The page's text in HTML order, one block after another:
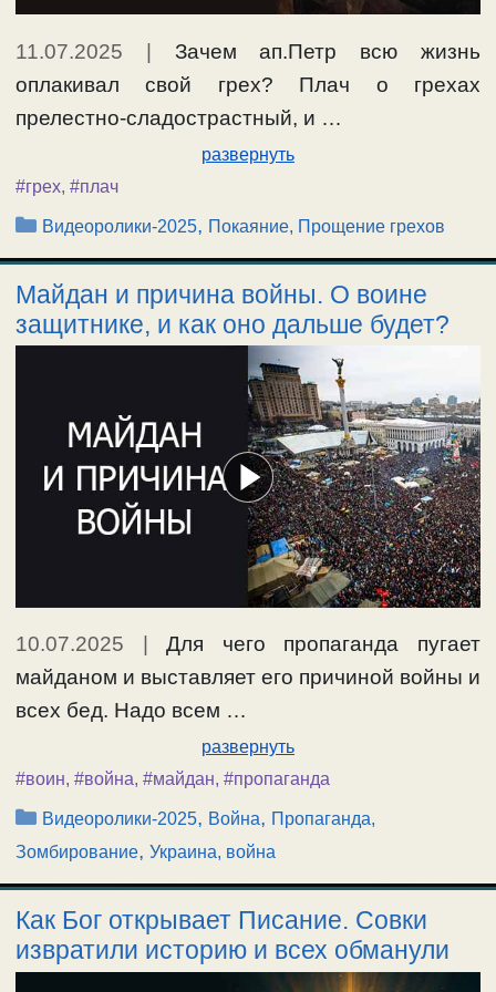
11.07.2025 | Зачем ап.Петр всю жизнь
оплакивал свой грех? Плач о грехах
прелестно-сладострастный, и …
развернуть
#грех, #плач
Рубрики
Видеоролики-2025, Покаяние, Прощение грехов
Майдан и причина войны. О воине
защитнике, и как оно дальше будет?
10.07.2025 |Для чего пропаганда пугает
майданом и выставляет его причиной войны и
всех бед. Надо всем …
развернуть
#воин, #война, #майдан, #пропаганда
Рубрики
Видеоролики-2025, Война, Пропаганда,
Зомбирование, Украина, война
Как Бог открывает Писание. Совки
извратили историю и всех обманули